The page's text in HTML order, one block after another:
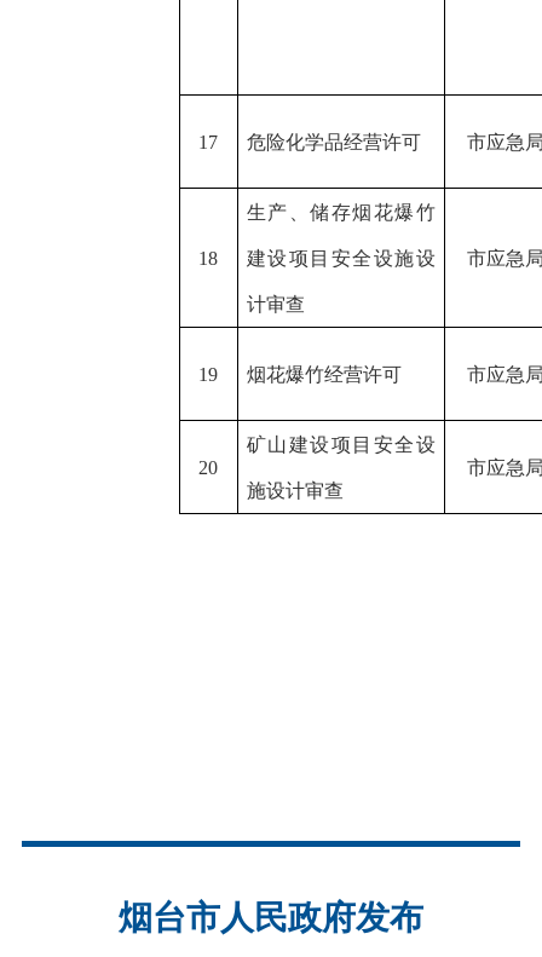
17 危险化学品经营许可 市应急
18
生产、储存烟花爆竹
建设项目安全设施设
计审查
市应急
19 烟花爆竹经营许可 市应急
20
矿山建设项目安全设
施设计审查
市应急
烟台市人民政府发布